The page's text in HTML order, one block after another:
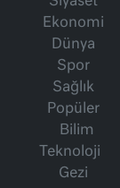
Ekonomi
Dünya
Spor
Sağlık
Popüler
Bilim
Teknoloji
Gezi